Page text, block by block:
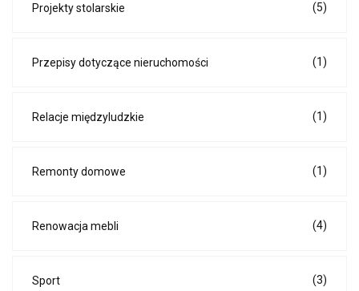
Projekty stolarskie (5)
Przepisy dotyczące nieruchomości (1)
Relacje międzyludzkie (1)
Remonty domowe (1)
Renowacja mebli (4)
Sport (3)